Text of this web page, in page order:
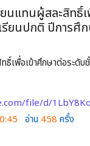
ยนแทนผู้สละสิท
รียนปกติ ปีการศึ
ทธิ์เพื่อเข้าศึกษาต่อระ
file/d/
อ่าน 458 ครั้ง